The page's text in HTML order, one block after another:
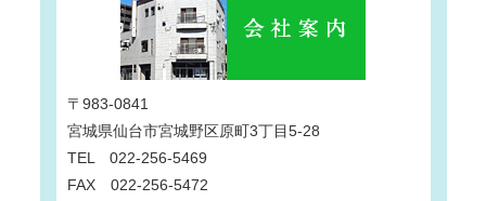
〒983-0841
宮城県仙台市宮城野区原町3丁目5-28
TEL 022-256-5469
FAX 022-256-5472